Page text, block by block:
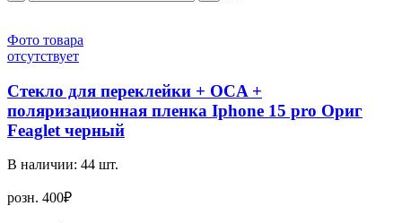
Фото товара
отсутствует
Стекло для переклейки + OCA +
поляризационная пленка Iphone 15 pro Ориг
Feaglet черный
В наличии: 44 шт.
розн. 400₽